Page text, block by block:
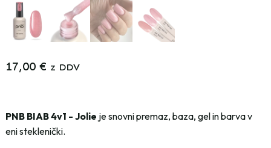
17,00 € z DDV
PNB BIAB 4v1 - Jolie je snovni premaz, baza, gel in barva v
eni steklenički.